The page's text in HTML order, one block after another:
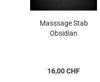
Masssage Stab
Obsidian
16,00 CHF